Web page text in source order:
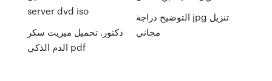
server dvd iso
دكتور. تحميل ميريت سكر
الدم الذكي pdf
التوضيح دراجة jpg تنزيل
مجاني